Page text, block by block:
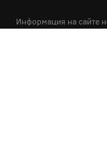
Информация на сайте